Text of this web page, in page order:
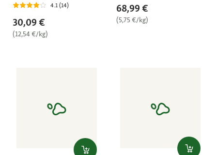
4.1 (14)
30,09 €
(12,54 €/kg)
68,99 €
(5,75 €/kg)